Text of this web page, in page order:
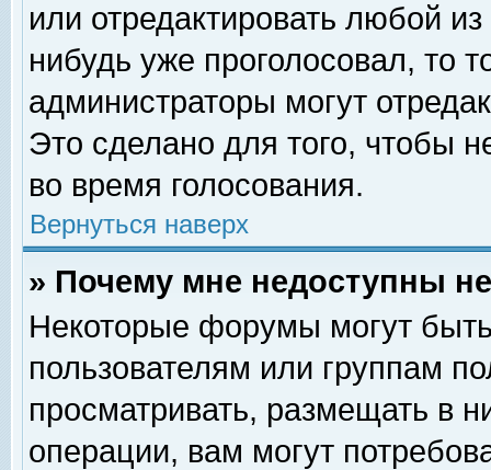
или отредактировать любой
нибудь уже проголосовал, то
администраторы могут
Это сделано для того, чтобы
во время голосования.
Вернуться наверх
» Почему мне недоступны
Некоторые форумы могут
пользователям или группам
просматривать, размещать в
операции, вам могут